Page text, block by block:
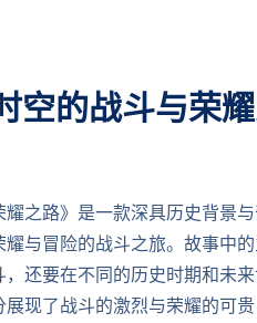
空的战斗与荣
耀之路》是一款深具历史背景
与冒险的战斗之旅。故事中
还要在不同的历史时期和未
现了战斗的激烈与荣耀的可